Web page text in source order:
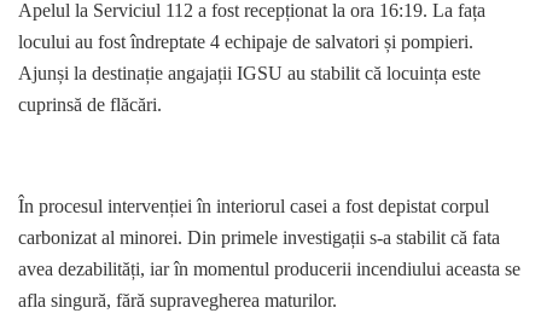
Apelul la Serviciul 112 a fost recepționat la ora 16:19. La fața
locului au fost îndreptate 4 echipaje de salvatori și pompieri.
Ajunși la destinație angajații IGSU au stabilit că locuința este
cuprinsă de flăcări.
În procesul intervenției în interiorul casei a fost depistat corpul
carbonizat al minorei. Din primele investigații s-a stabilit că fata
avea dezabilități, iar în momentul producerii incendiului aceasta se
afla singură, fără supravegherea maturilor.